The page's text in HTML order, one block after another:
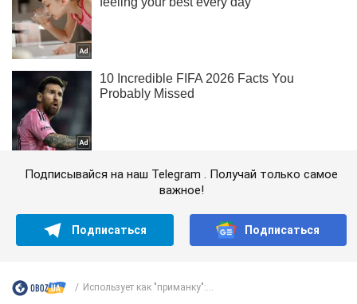
Подписывайся на наш Telegram . Получай только самое
важное!
Подписаться Подписаться
Использует как "приманку":...